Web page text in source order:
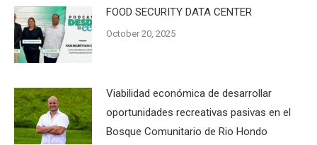
FOOD SECURITY DATA CENTER
October 20, 2025
Viabilidad económica de desarrollar
oportunidades recreativas pasivas en el
Bosque Comunitario de Rio Hondo